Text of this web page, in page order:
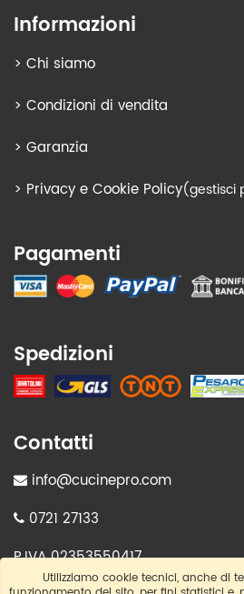
Informazioni
> Chi siamo
> Condizioni di vendita
> Garanzia
> Privacy e Cookie Policy(gestisci
Pagamenti
Spedizioni
Contatti
info@cucinepro.com
0721 27133
P.IVA 02353550417
Utilizziamo cookie tecnici, anche di